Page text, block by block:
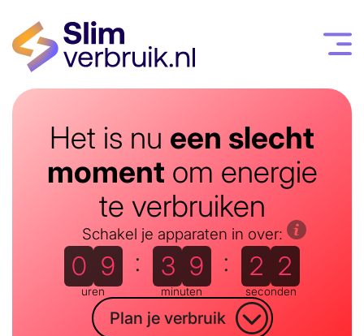
Het is nu een slecht
moment om energie
te verbruiken
Schakel je apparaten in over:
0 9
uren
: 3 9
minuten
: 2 2
seconden
Plan je verbruik